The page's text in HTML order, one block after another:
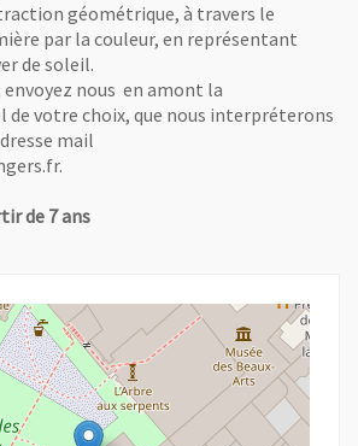
géométrique, à travers le
par la couleur, en représentant
de soleil.
envoyez nous en amont la
de votre choix, que nous interpréterons
mail
de 7 ans